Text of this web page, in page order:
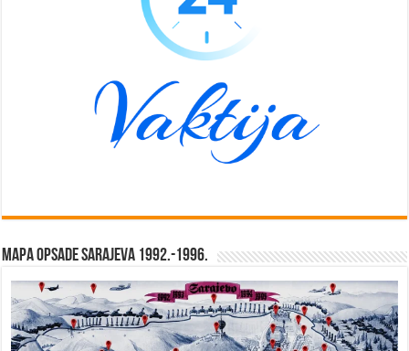
Mapa opsade Sarajeva 1992.-1996.